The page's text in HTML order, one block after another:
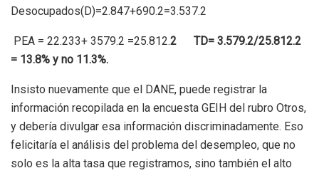
Desocupados(D)=2.847+690.2=3.537.2
PEA = 22.233+ 3579.2 =25.812.2 TD= 3.579.2/25.812.2
= 13.8% y no 11.3%.
Insisto nuevamente que el DANE, puede registrar la
información recopilada en la encuesta GEIH del rubro Otros,
y debería divulgar esa información discriminadamente. Eso
felicitaría el análisis del problema del desempleo, que no
solo es la alta tasa que registramos, sino también el alto